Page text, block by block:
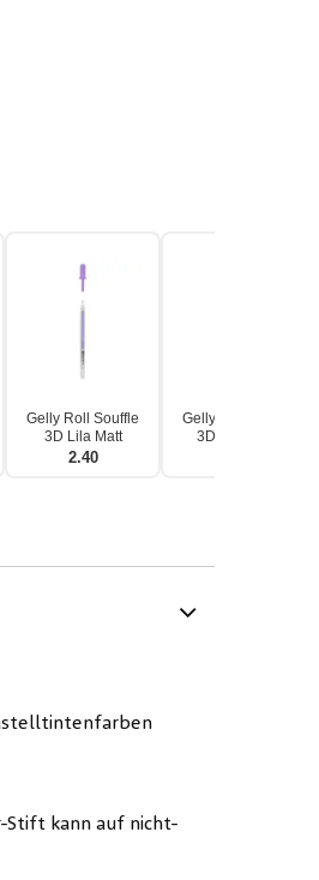
Gelly Roll Souffle
3D Lila Matt
2.40
Gelly Roll Souffle
3D Blau Matt
Stift kann auf nicht-